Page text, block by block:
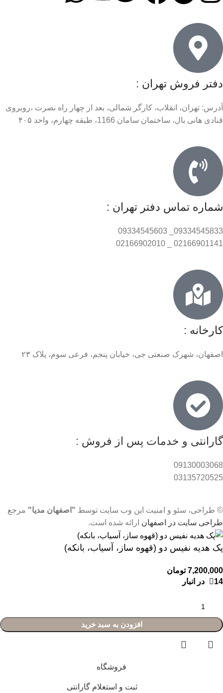
دفتر فروش تهران :
آدرس: تهران، انقلاب، کارگر شمالی، بعد از چهار راه نصرت ،روبروی
قنادی هانی بال، ساختمان سامان 1166، طبقه چهارم، واحد ۴۰۵
شماره تماس دفتر تهران :
09334545833_ 09334545603
02166901141 _ 02166902010
کارخانه :
اصفهان، شهرک صنعتی جی، خیابان پنجم، فرعی سوم، پلاک ۲۳
گارانتی و خدمات پس از فروش :
09130003068
03135720525
© طراحی، سئو و امنیت این وب سایت توسط "اصفهان مدیا" مرجع
طراحی سایت در اصفهان ارائه شده است.
پک هدیه نفیس دو (قهوه ساز، آسیاب، بانکه)
7,200,000 تومان
14 در انبار
افزودن به سبد خرید
فروشگاه
ثبت و استعلام گارانتی